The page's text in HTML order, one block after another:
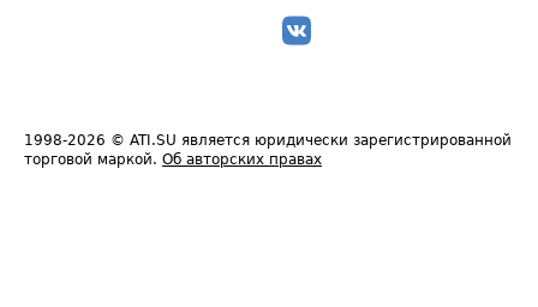
1998-2026 © ATI.SU является юридически зарегистрированной
торговой маркой. Об авторских правах